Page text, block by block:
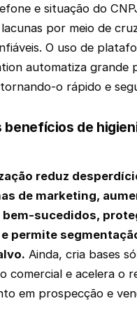
e situação do
por meio de
O uso de
automatiza grande
o rápido e
benefícios de
reduz
de marketing,
sucedidos,
permite
Ainda, cria bases
comercial e acelera o
em prospecção e